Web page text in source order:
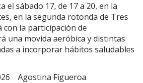
el sábado 17, de 17 a 20, en la
en la segunda rotonda de Tres
con la participación de
una movida aeróbica y distintas
a incorporar hábitos saludables
Agostina Figueroa